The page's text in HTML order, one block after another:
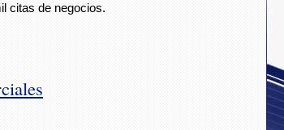
citas de negocios.